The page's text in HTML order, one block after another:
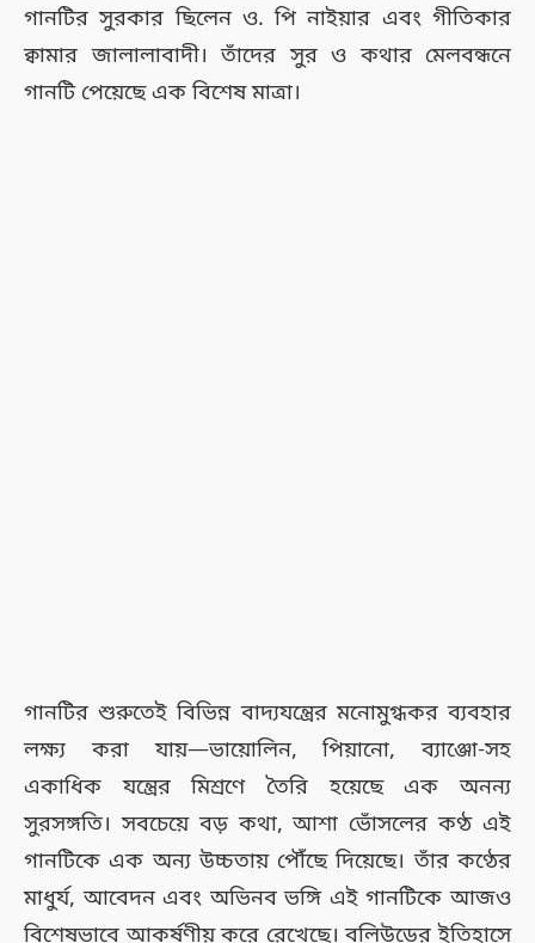
গানটির সুরকার ছিলেন ও. পি নাইয়ার এবং গীতিকার
ক্বামার জালালাবাদী। তাঁদের সুর ও কথার মেলবন্ধনে
গানটি পেয়েছে এক বিশেষ মাত্রা।
গানটির শুরুতেই বিভিন্ন বাদ্যযন্ত্রের মনোমুগ্ধকর ব্যবহার
লক্ষ্য করা যায়—ভায়োলিন, পিয়ানো, ব্যাঞ্জো-সহ
একাধিক যন্ত্রের মিশ্রণে তৈরি হয়েছে এক অনন্য
সুরসঙ্গতি। সবচেয়ে বড় কথা, আশা ভোঁসলের কণ্ঠ এই
গানটিকে এক অন্য উচ্চতায় পৌঁছে দিয়েছে। তাঁর কণ্ঠের
মাধুর্য, আবেদন এবং অভিনব ভঙ্গি এই গানটিকে আজও
বিশেষভাবে আকর্ষণীয় করে রেখেছে। বলিউডের ইতিহাসে